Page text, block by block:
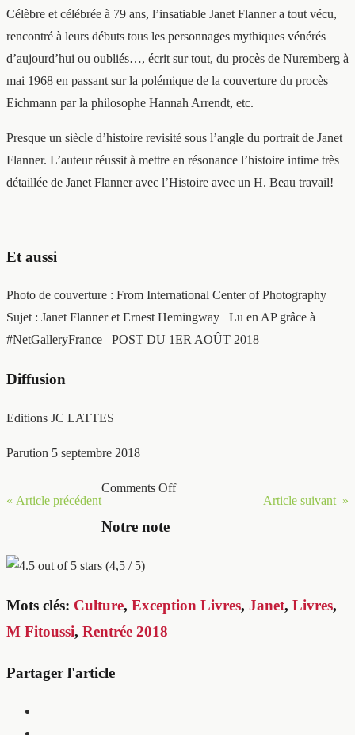
Célèbre et célébrée à 79 ans, l’insatiable Janet Flanner a tout vécu,
rencontré à leurs débuts tous les personnages mythiques vénérés
d’aujourd’hui ou oubliés…, écrit sur tout, du procès de Nuremberg à
mai 1968 en passant sur la polémique de la couverture du procès
Eichmann par la philosophe Hannah Arrendt, etc.
Presque un siècle d’histoire revisité sous l’angle du portrait de Janet
Flanner. L’auteur réussit à mettre en résonance l’histoire intime très
détaillée de Janet Flanner avec l’Histoire avec un H. Beau travail!
Et aussi
Photo de couverture : From International Center of Photography
Sujet : Janet Flanner et Ernest Hemingway Lu en AP grâce à
#NetGalleryFrance POST DU 1ER AOÛT 2018
Diffusion
Editions JC LATTES
Parution 5 septembre 2018
« Article précédent Article suivant »
Comments Off
Notre note
(4,5 / 5)
Mots clés: Culture, Exception Livres, Janet, Livres,
M Fitoussi, Rentrée 2018
Partager l'article